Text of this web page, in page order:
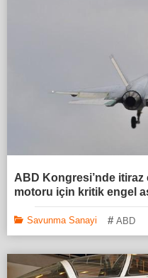
ABD Kongresi’nde itiraz
motoru için kritik engel
Savunma Sanayi # ABD